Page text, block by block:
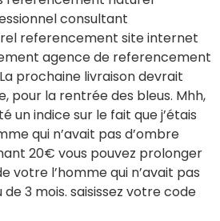
consultant
referencement site internet
agence de referencement
prochaine livraison devrait
pour la rentrée des bleus. Mhh,
un indice sur le fait que j’étais
qui n’avait pas d’ombre
20€ vous pouvez prolonger
votre l’homme qui n’avait pas
3 mois. saisissez votre code